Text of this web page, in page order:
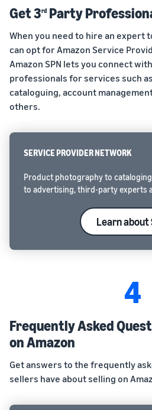
Get 3rd Party
When you need to hire an expert
can opt for Amazon Service
Amazon SPN lets you connect
professionals for services such
cataloguing, account
others.
SERVICE PROVIDER NETWORK
Product photography to
to advertising, third-party experts
Learn about
4
Frequently Asked
on Amazon
Get answers to the frequently
sellers have about selling on